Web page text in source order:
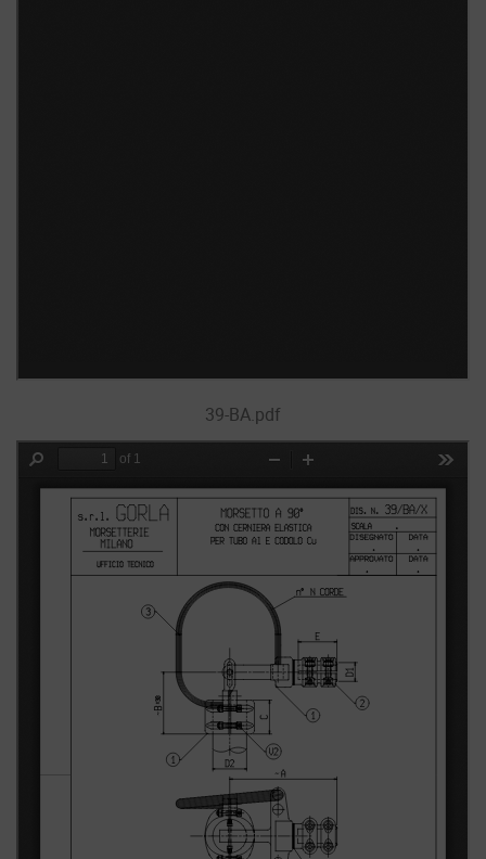
39-BA.pdf